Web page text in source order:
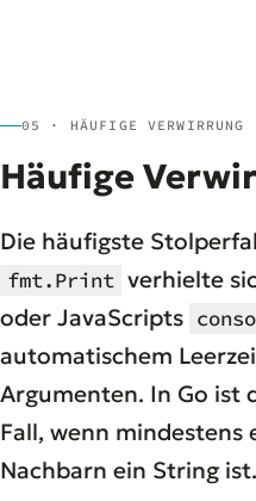
05 · HÄUFIGE VERWIRRUNG
Häufige
Die häufigste
fmt.Print verhielte
oder JavaScripts
automatischem
Argumenten. In Go ist
Fall, wenn
Nachbarn ein String ist.